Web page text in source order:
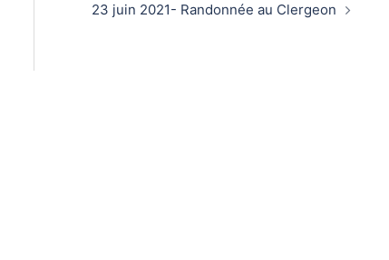
23 juin 2021- Randonnée au Clergeon